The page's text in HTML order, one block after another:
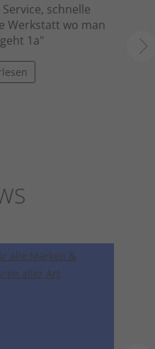
schnelle
Werkstatt wo man
1a"
gut